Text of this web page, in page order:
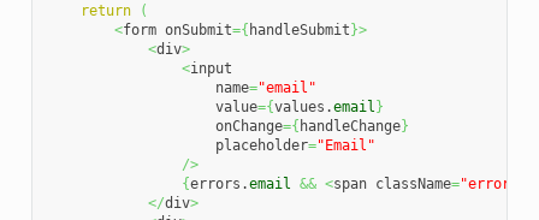
return
(
<form onSubmit={ handleSubmit}>
<div>
<input
                    name
="email"
                    value
={values.email }
                    onChange
={ handleChange}
                    placeholder
="Email"
/>
{errors.email && <span className="error"
</div>